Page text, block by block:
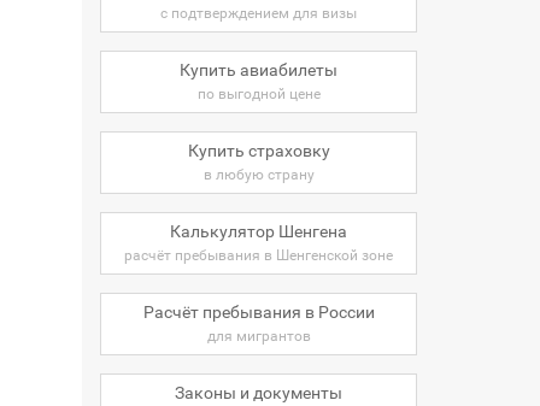
с подтверждением для визы
Купить авиабилеты
по выгодной цене
Купить страховку
в любую страну
Калькулятор Шенгена
расчёт пребывания в Шенгенской зоне
Расчёт пребывания в России
для мигрантов
Законы и документы